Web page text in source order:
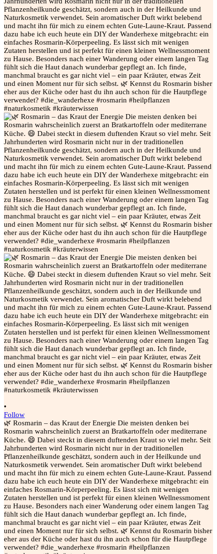
•
Follow
🌿 Rosmarin – das Kraut der Energie Die meisten denken bei
Rosmarin wahrscheinlich zuerst an Bratkartoffeln oder mediterrane
Küche. 😄 Dabei steckt in diesem duftenden Kraut so viel mehr. Seit
Jahrhunderten wird Rosmarin nicht nur in der traditionellen
Pflanzenheilkunde geschätzt, sondern auch in der Heilkunde und
Naturkosmetik verwendet. Sein aromatischer Duft wirkt belebend
und macht ihn für mich zu einem echten Gute-Laune-Kraut. Passend
dazu habe ich euch heute ein DIY der Wanderhexe mitgebracht: ein
einfaches Rosmarin-Körperpeeling. Es lässt sich mit wenigen
Zutaten herstellen und ist perfekt für einen kleinen Wellnessmoment
zu Hause. Besonders nach einer Wanderung oder einem langen Tag
fühlt sich die Haut danach wunderbar gepflegt an. Ich finde,
manchmal braucht es gar nicht viel – ein paar Kräuter, etwas Zeit
und einen Moment nur für sich selbst. 🌿 Kennst du Rosmarin bisher
eher aus der Küche oder hast du ihn auch schon für die Hautpflege
verwendet? #die_wanderhexe #rosmarin #heilpflanzen